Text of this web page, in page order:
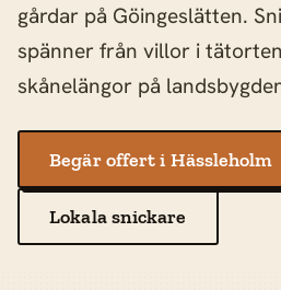
gårdar på Göingeslätten.
spänner från villor i
skånelängor på
Begär offert i Hässleholm
Lokala snickare